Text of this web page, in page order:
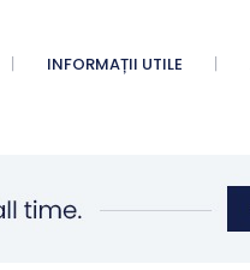
INFORMAȚII UTILE